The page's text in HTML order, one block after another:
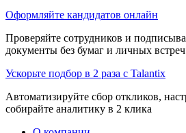
Оформляйте кандидатов онлайн
Проверяйте сотрудников и
документы без бумаг и личных встреч
Ускорьте подбор в 2 раза с Talantix
Автоматизируйте сбор откликов,
собирайте аналитику в 2 клика